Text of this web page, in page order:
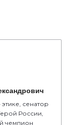
сенатор
России,
чемпион